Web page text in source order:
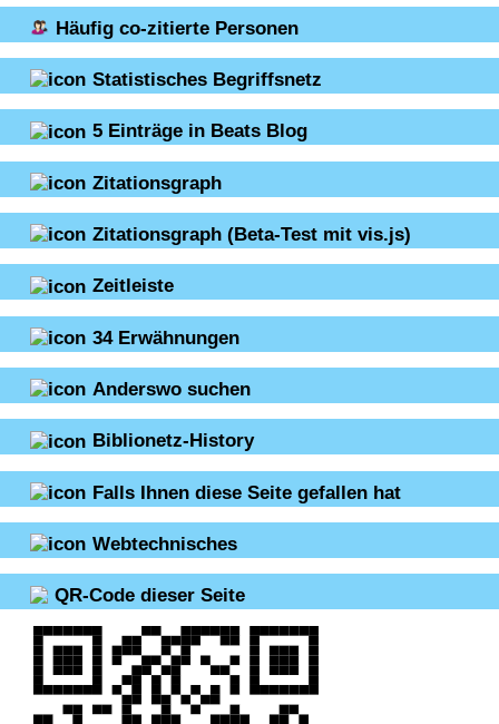
Häufig co-zitierte Personen
Statistisches Begriffsnetz
5 Einträge in Beats Blog
Zitationsgraph
Zitationsgraph (Beta-Test mit vis.js)
Zeitleiste
34 Erwähnungen
Anderswo suchen
Biblionetz-History
Falls Ihnen diese Seite gefallen hat
Webtechnisches
QR-Code dieser Seite